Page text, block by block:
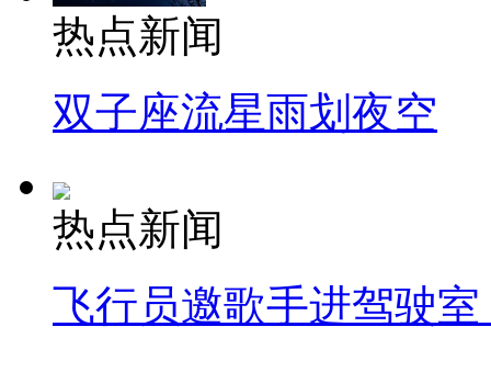
热点新闻
双子座流星雨划夜空
热点新闻
飞行员邀歌手进驾驶